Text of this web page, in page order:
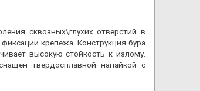
сквозных\глухих отверстий в
крепежа. Конструкция бура
высокую стойкость к излому.
твердосплавной напайкой с